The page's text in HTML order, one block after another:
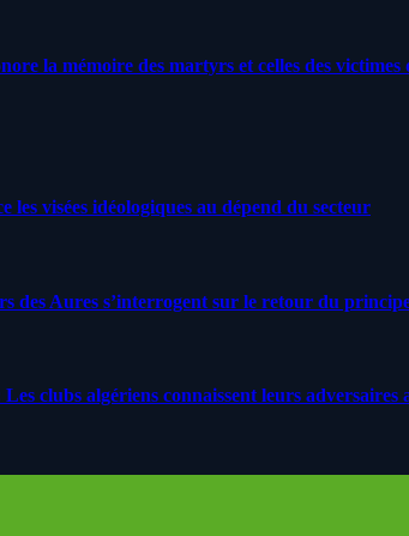
la mémoire des martyrs et celles des
visées idéologiques au dépend du secteur
des Aures s’interrogent sur le retour du
clubs algériens connaissent leurs